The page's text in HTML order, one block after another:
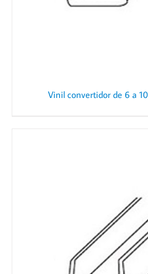
Vinil convertidor de 6 a